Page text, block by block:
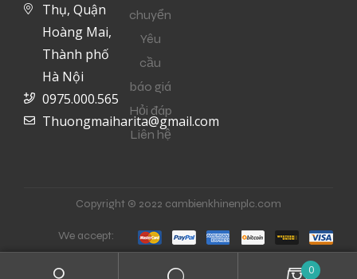
Thụ, Quận
Hoàng Mai,
Thành phố
Hà Nội
0975.000.565
Thuongmaiharita@gmail.com
chuyển
Yêu
cầu
báo giá
Hỏi đáp
Liên hệ
Copyright © 2022 cambienkhinenplc.com
We accept:
0